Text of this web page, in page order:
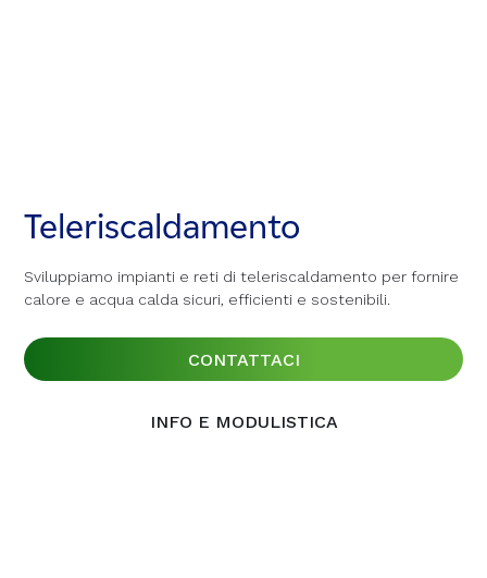
Teleriscaldamento
Sviluppiamo impianti e reti di teleriscaldamento per fornire
calore e acqua calda sicuri, efficienti e sostenibili.
CONTATTACI
INFO E MODULISTICA
Teleriscaldamento
Sviluppiamo impianti e reti di teleriscaldamento per fornire
calore e acqua calda sicuri, efficienti e sostenibili.
CONTATTACI
INFO E MODULISTICA
Teleriscaldamento
Sviluppiamo impianti e reti di teleriscaldamento per fornire
calore e acqua calda sicuri, efficienti e sostenibili.
CONTATTACI
INFO E MODULISTICA